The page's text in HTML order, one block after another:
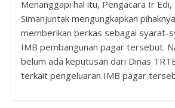
Menanggapi hal itu, Pengacara Ir
Simanjuntak mengungkapkan
memberikan berkas sebagai syarat-
IMB pembangunan pagar tersebut.
belum ada keputusan dari Dinas
terkait pengeluaran IMB pagar